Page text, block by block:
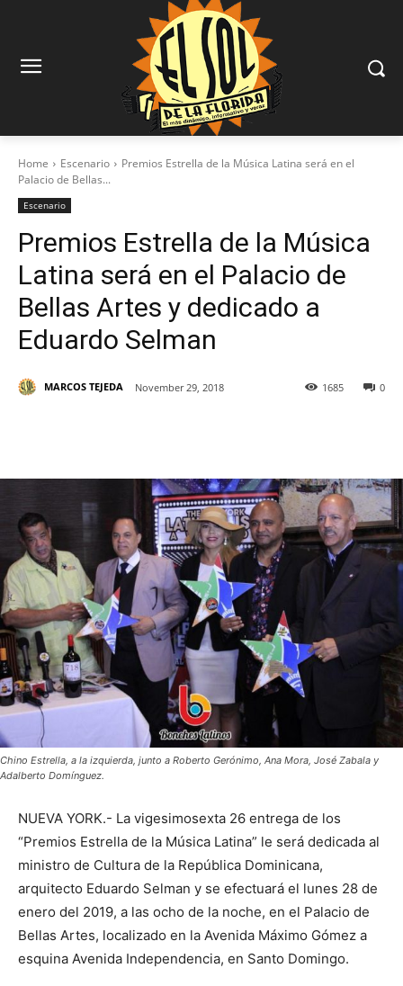
Home Escenario
Premios Estrella de la Música Latina será en el
Palacio de Bellas...
Escenario
Premios Estrella de la Música
Latina será en el Palacio de
Bellas Artes y dedicado a
Eduardo Selman
MARCOS TEJEDA November 29, 2018 0
1685
Chino Estrella, a la izquierda, junto a Roberto Gerónimo, Ana Mora, José Zabala y
Adalberto Domínguez.
NUEVA YORK.- La vigesimosexta 26 entrega de los
“Premios Estrella de la Música Latina” le será dedicada al
ministro de Cultura de la República Dominicana,
arquitecto Eduardo Selman y se efectuará el lunes 28 de
enero del 2019, a las ocho de la noche, en el Palacio de
Bellas Artes, localizado en la Avenida Máximo Gómez a
esquina Avenida Independencia, en Santo Domingo.